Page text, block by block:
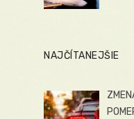
NAJČÍTANEJŠIE